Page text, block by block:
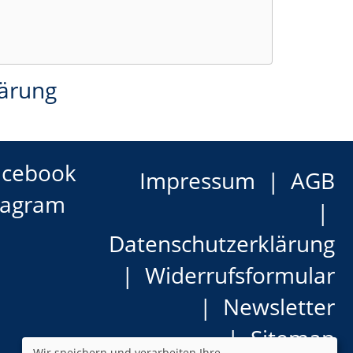
Impressum AGB
Datenschutzerklärung
Widerrufsformular
Newsletter
Sitemap